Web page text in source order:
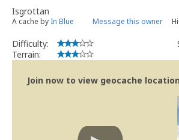
Isgrottan
A cache by In Blue Message this owner
Difficulty:
Terrain:
Join now to view geocache